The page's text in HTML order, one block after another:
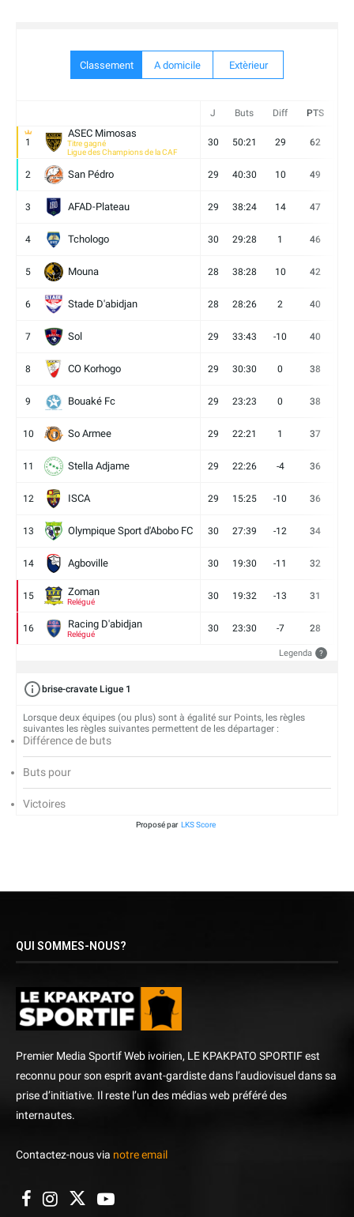
Classement A domicile Extèrieur
J Buts Diff PTS
1
ASEC Mimosas
Titre gagné
Ligue des Champions de la CAF
30 50:21 29 62
2 San Pédro 29 40:30 10 49
3 AFAD-Plateau 29 38:24 14 47
4 Tchologo 30 29:28 1 46
5 Mouna 28 38:28 10 42
6 Stade D'abidjan 28 28:26 2 40
7 Sol 29 33:43 -10 40
8 CO Korhogo 29 30:30 0 38
9 Bouaké Fc 29 23:23 0 38
10 So Armee 29 22:21 1 37
11 Stella Adjame 29 22:26 -4 36
12 ISCA 29 15:25 -10 36
13 Olympique Sport d'Abobo FC 30 27:39 -12 34
14 Agboville 30 19:30 -11 32
15 Zoman
Relégué
30 19:32 -13 31
16 Racing D'abidjan
Relégué
30 23:30 -7 28
Legenda ?
brise-cravate Ligue 1
Lorsque deux équipes (ou plus) sont à égalité sur Points, les règles
suivantes les règles suivantes permettent de les départager :
Différence de buts
Buts pour
Victoires
Proposé par LKS Score
QUI SOMMES-NOUS?
Premier Media Sportif Web ivoirien, LE KPAKPATO SPORTIF est
reconnu pour son esprit avant-gardiste dans l’audiovisuel dans sa
prise d’initiative. Il reste l’un des médias web préféré des
internautes.
Contactez-nous via notre email